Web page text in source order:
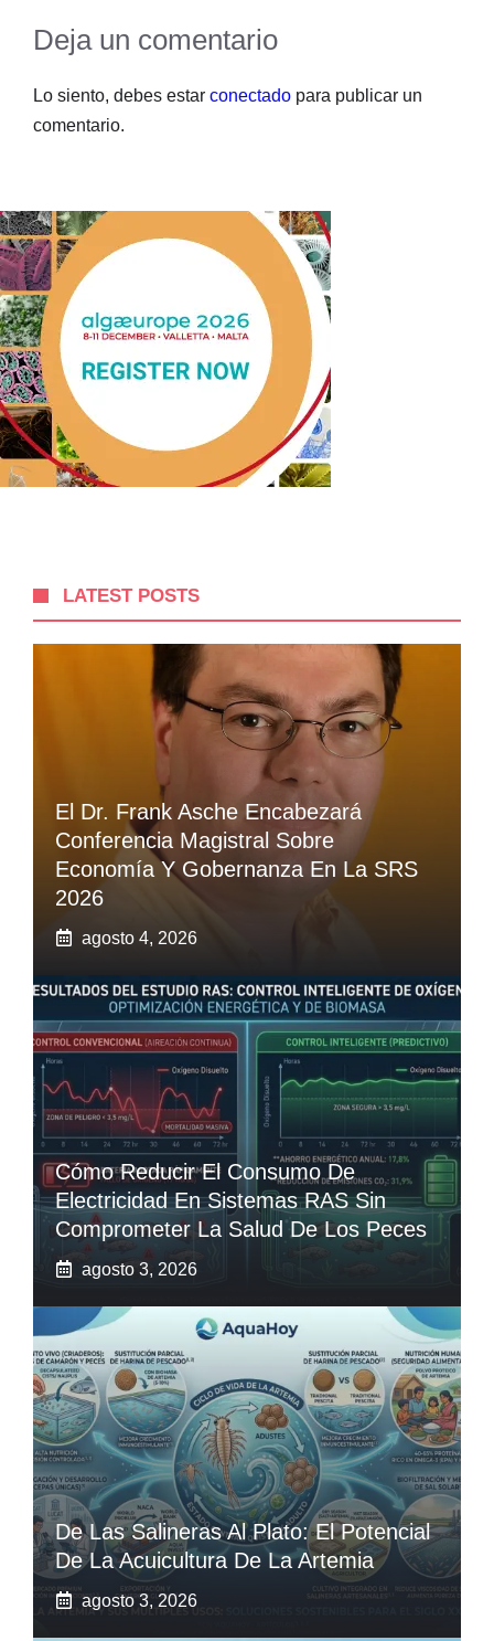
Deja un comentario
Lo siento, debes estar conectado para publicar un
comentario.
LATEST POSTS
El Dr. Frank Asche Encabezará
Conferencia Magistral Sobre
Economía Y Gobernanza En La SRS
2026
agosto 4, 2026
Cómo Reducir El Consumo De
Electricidad En Sistemas RAS Sin
Comprometer La Salud De Los Peces
agosto 3, 2026
De Las Salineras Al Plato: El Potencial
De La Acuicultura De La Artemia
agosto 3, 2026